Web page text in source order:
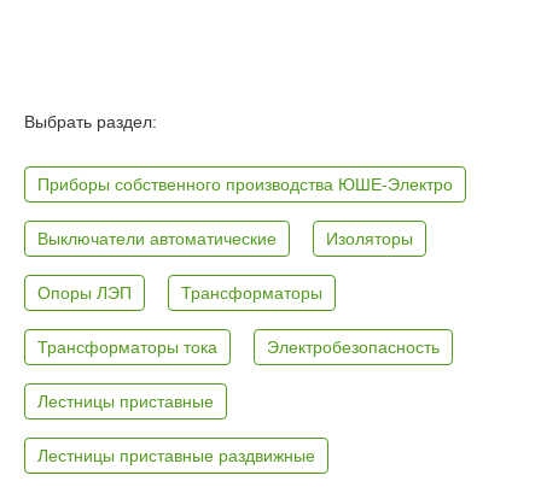
Выбрать раздел:
Приборы собственного производства ЮШЕ-Электро
Выключатели автоматические Изоляторы
Опоры ЛЭП Трансформаторы
Трансформаторы тока Электробезопасность
Лестницы приставные
Лестницы приставные раздвижные